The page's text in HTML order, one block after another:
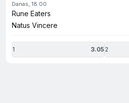
danas, 18:00
Rune Eaters
Natus Vincere
1 3.05 2